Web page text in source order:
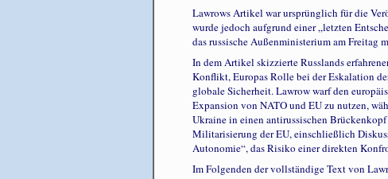
Lawrows Artikel war ursprünglich für die
wurde jedoch aufgrund einer „letzten
das russische Außenministerium am Freitag
In dem Artikel skizzierte Russlands
Konflikt, Europas Rolle bei der Eskalation
globale Sicherheit. Lawrow warf den
Expansion von NATO und EU zu nutzen,
Ukraine in einen antirussischen
Militarisierung der EU, einschließlich
Autonomie“, das Risiko einer direkten
Im Folgenden der vollständige Text von